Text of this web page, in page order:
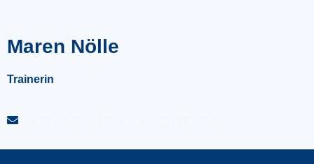
Maren Nölle
Trainerin